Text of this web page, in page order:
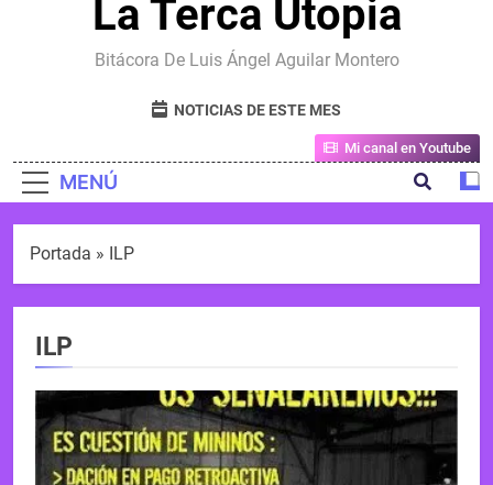
La Terca Utopia
Bitácora De Luis Ángel Aguilar Montero
NOTICIAS DE ESTE MES
MENÚ
Mi canal en Youtube
Portada » ILP
ILP